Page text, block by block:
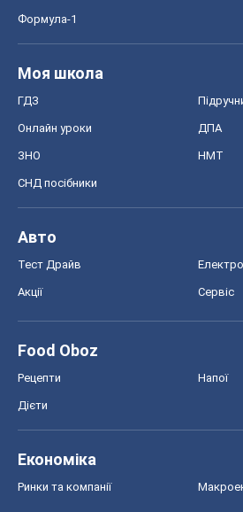
Формула-1
Моя школа
ГДЗ
Онлайн уроки ДПА
ЗНО НМТ
СНД посібники
Авто
Тест Драйв
Акції Сервіс
Food Oboz
Рецепти Напої
Дієти
Економіка
Ринки та компанії